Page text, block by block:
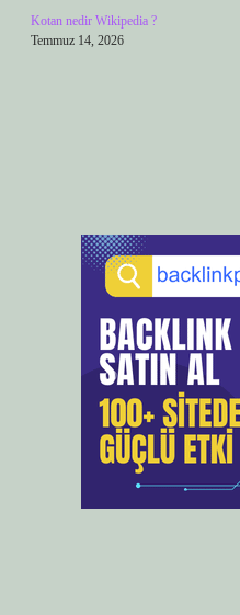
Kotan nedir Wikipedia ?
Temmuz 14, 2026